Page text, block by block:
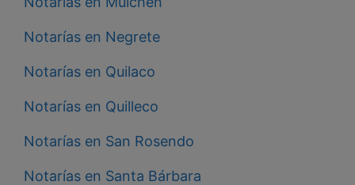
Notarías en Negrete
Notarías en Quilaco
Notarías en Quilleco
Notarías en San Rosendo
Notarías en Santa Bárbara